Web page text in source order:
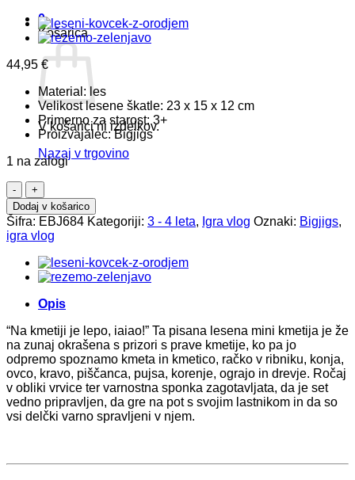
0
Košarica
V košarici ni izdelkov.
Nazaj v trgovino
44,95 €
Material: les
Velikost lesene škatle: 23 x 15 x 12 cm
Primerno za starost: 3+
Proizvajalec: Bigjigs
1 na zalogi
Mini
kmetija
s
figurami
količina
Dodaj v košarico
Šifra: EBJ684 Kategoriji: 3 - 4 leta, Igra vlog Oznaki: Bigjigs,
igra vlog
Opis
“Na kmetiji je lepo, iaiao!” Ta pisana lesena mini kmetija je že
na zunaj okrašena s prizori s prave kmetije, ko pa jo
odpremo spoznamo kmeta in kmetico, račko v ribniku, konja,
ovco, kravo, piščanca, pujsa, korenje, ograjo in drevje. Ročaj
v obliki vrvice ter varnostna sponka zagotavljata, da je set
vedno pripravljen, da gre na pot s svojim lastnikom in da so
vsi delčki varno spravljeni v njem.